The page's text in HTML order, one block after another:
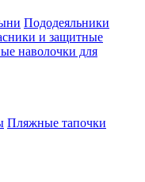
Пододеяльники
и защитные
наволочки для
Пляжные тапочки